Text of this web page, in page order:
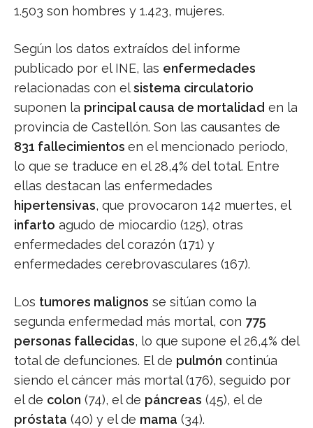
1.503 son hombres y 1.423, mujeres.
Según los datos extraídos del informe
publicado por el INE, las enfermedades
relacionadas con elsistema circulatorio
suponen la principal causa de mortalidad en la
provincia de Castellón. Son las causantes de
831 fallecimientos en el mencionado periodo,
lo que se traduce en el 28,4% del total. Entre
ellas destacan las enfermedades
hipertensivas, que provocaron 142 muertes, el
infarto agudo de miocardio (125), otras
enfermedades del corazón (171) y
enfermedades cerebrovasculares (167).
Los tumores malignos se sitúan como la
segunda enfermedad más mortal, con 775
personas fallecidas, lo que supone el 26,4% del
total de defunciones. El de pulmón continúa
siendo el cáncer más mortal (176), seguido por
el de colon (74), el de páncreas (45), el de
próstata (40) y el de mama (34).